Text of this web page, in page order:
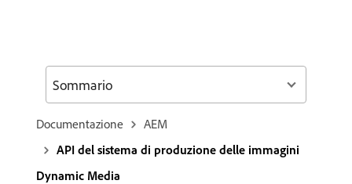
Documentazione
AEM
API del sistema di produzione delle immagini
Dynamic Media
Sommario